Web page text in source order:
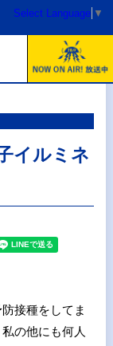
Select Language ▼
イルミネ
接種をしてま
の他にも何人